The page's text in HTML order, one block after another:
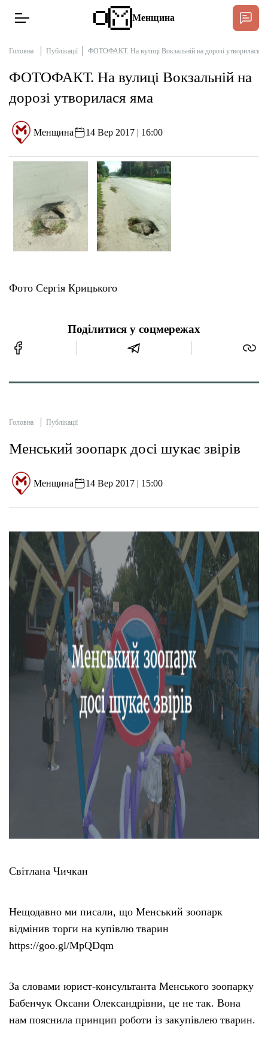
Новини
Інтерв’ю
Тексти
Публікації
Про нас
Тендери
Підтримати «місцевих»
Етичний кодекс
Менщина
Головна Публікації ФОТОФАКТ. На вулиці Вокзальній на дорозі утворилася
ФОТОФАКТ. На вулиці Вокзальній на
дорозі утворилася яма
Менщина 14 Вер 2017 | 16:00
Фото Сергія Крицького
Поділитися у соцмережах
Головна Публікації
Менський зоопарк досі шукає звірів
Менщина 14 Вер 2017 | 15:00
Світлана Чичкан
Нещодавно ми писали, що Менський зоопарк
відмінив торги на купівлю тварин
https://goo.gl/MpQDqm
За словами юрист-консультанта Менського зоопарку
Бабенчук Оксани Олександрівни, це не так. Вона
нам пояснила принцип роботи із закупівлею тварин.